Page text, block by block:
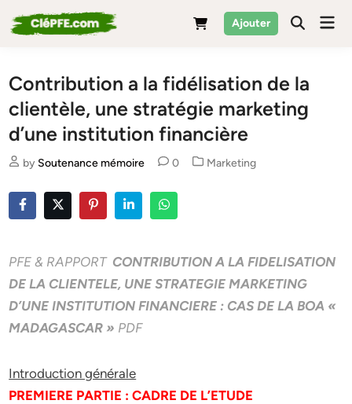
to
Ajouter
Contribution a la fidélisation de la
clientèle, une stratégie marketing
d’une institution financière
by Soutenance mémoire 0
Posted
Marketing
PFE & RAPPORT CONTRIBUTION A LA FIDELISATION
DE LA CLIENTELE, UNE STRATEGIE MARKETING
D’UNE INSTITUTION FINANCIERE : CAS DE LA BOA «
MADAGASCAR » PDF
Introduction générale
PREMIERE PARTIE : CADRE DE L’ETUDE